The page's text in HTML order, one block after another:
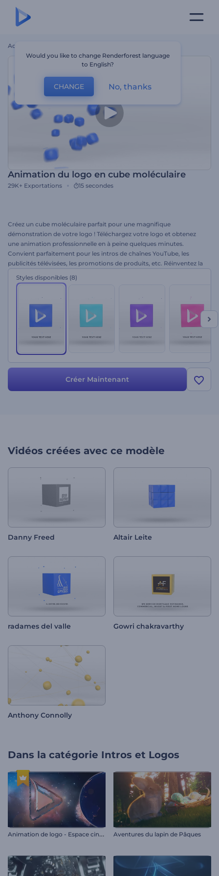
Accueil
Animation du logo en cube moléculaire
29K+ Exportations 15 secondes
Créez un cube moléculaire parfait pour une magnifique
démonstration de votre logo ! Téléchargez votre logo et obtenez
une animation professionnelle en à peine quelques minutes.
Convient parfaitement pour les intros de chaînes YouTube, les
publicités télévisées, les promotions de produits, etc. Réinventez la
Styles disponibles (8)
Créer Maintenant
Vidéos créées avec ce modèle
Danny Freed Altair Leite
radames del valle Gowri chakravarthy
Anthony Connolly
Dans la catégorie Intros et Logos
A
nimation de logo - Espace cinématographique Aventures du lapin de Pâques
Would you like to change Renderforest language
to English?
CHANGE No, thanks